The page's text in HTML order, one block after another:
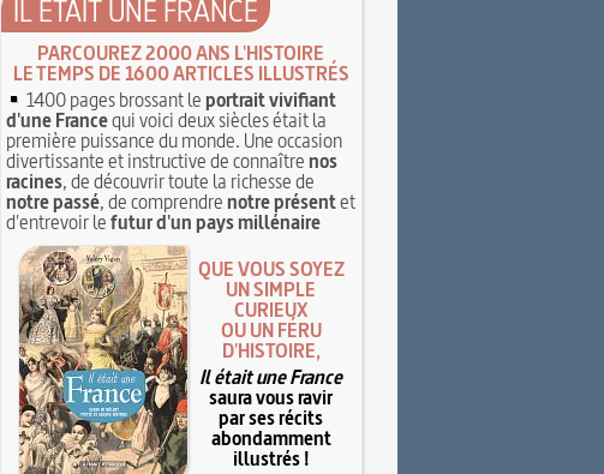
IL ÉTAIT UNE FRANCE
PARCOUREZ 2000 ANS L'HISTOIRE
LE TEMPS DE 1600 ARTICLES ILLUSTRÉS
1400 pages brossant leportrait vivifiant
d'une Francequi voici deux siècles était la
première puissance du monde. Une occasion
divertissante et instructive de connaîtrenos
racines, de découvrir toute la richesse de
notre passé, de comprendrenotre présentet
d'entrevoir lefutur d'un pays millénaire
QUE VOUS SOYEZ
UN SIMPLE
CURIEUX
OU UN FÉRU
D'HISTOIRE,
Il était une France
saura vous ravir
par ses récits
abondamment
illustrés !